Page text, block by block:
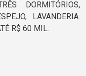
DORMITÓRIOS,
LAVANDERIA.
R$ 60 MIL.